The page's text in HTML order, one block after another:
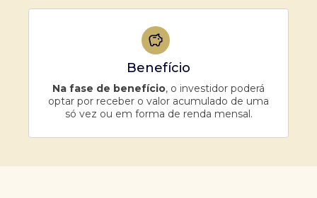
Benefício
Na fase de benefício, o investidor poderá
optar por receber o valor acumulado de uma
só vez ou em forma de renda mensal.